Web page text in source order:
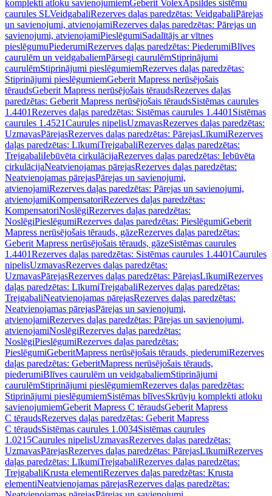
komplekti atloku savienojumiemGeberit VolexApsildes sistēmu
caurules SLVeidgabaliRezerves daļas paredzētas: VeidgabaliPārejas
un savienojumi, atvienojamiRezerves daļas paredzētas: Pārejas un
savienojumi, atvienojamiPieslēgumiSadalītājs ar vītnes
pieslēgumuPiederumiRezerves daļas paredzētas: PiederumiBlīves
caurulēm un veidgabaliemPārsegi caurulēmStiprinājumi
caurulēmStiprinājumi pieslēgumiemRezerves daļas paredzētas:
Stiprinājumi pieslēgumiemGeberit Mapress nerūsējošais
tēraudsGeberit Mapress nerūsējošais tēraudsRezerves daļas
paredzētas: Geberit Mapress nerūsējošais tēraudsSistēmas caurules
1.4401Rezerves daļas paredzētas: Sistēmas caurules 1.4401 Sistēmas
caurules 1.4521Caurules nipelisUzmavasRezerves daļas paredzētas:
UzmavasPārejasRezerves daļas paredzētas: PārejasLīkumiRezerves
daļas paredzētas: LīkumiTrejgabaliRezerves daļas paredzētas:
TrejgabaliIebūvēta cirkulācijaRezerves daļas paredzētas: Iebūvēta
cirkulācijaNeatvienojamas pārejasRezerves daļas paredzētas:
Neatvienojamas pārejasPārejas un savienojumi,
atvienojamiRezerves daļas paredzētas: Pārejas un savienojumi,
atvienojamiKompensatoriRezerves daļas paredzētas:
KompensatoriNoslēgiRezerves daļas paredzētas:
NoslēgiPieslēgumiRezerves daļas paredzētas: PieslēgumiGeberit
Mapress nerūsējošais tērauds, gāzeRezerves daļas paredzētas:
Geberit Mapress nerūsējošais tērauds, gāzeSistēmas caurules
1.4401Rezerves daļas paredzētas: Sistēmas caurules 1.4401Caurules
nipelisUzmavasRezerves daļas paredzētas:
UzmavasPārejasRezerves daļas paredzētas: PārejasLīkumiRezerves
daļas paredzētas: LīkumiTrejgabaliRezerves daļas paredzētas:
TrejgabaliNeatvienojamas pārejasRezerves daļas paredzētas:
Neatvienojamas pārejasPārejas un savienojumi,
atvienojamiRezerves daļas paredzētas: Pārejas un savienojumi,
atvienojamiNoslēgiRezerves daļas paredzētas:
NoslēgiPieslēgumiRezerves daļas paredzētas:
PieslēgumiGeberitMapress nerūsējošais tērauds, piederumiRezerves
daļas paredzētas: GeberitMapress nerūsējošais tērauds,
piederumiBlīves caurulēm un veidgabaliemStiprinājumi
caurulēmStiprinājumi pieslēgumiemRezerves daļas paredzētas:
Stiprinājumi pieslēgumiemSistēmas blīvesSkrūvju komplekti atloku
savienojumiemGeberit Mapress C tēraudsGeberit Mapress
C tēraudsRezerves daļas paredzētas: Geberit Mapress
C tēraudsSistēmas caurules 1.0034Sistēmas caurules
1.0215Caurules nipelisUzmavasRezerves daļas paredzētas:
UzmavasPārejasRezerves daļas paredzētas: PārejasLīkumiRezerves
daļas paredzētas: LīkumiTrejgabaliRezerves daļas paredzētas:
TrejgabaliKrusta elementiRezerves daļas paredzētas: Krusta
elementiNeatvienojamas pārejasRezerves daļas paredzētas: